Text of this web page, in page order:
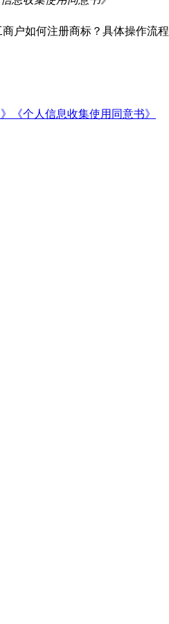
商户如何注册商标？具体操作流程
《个人信息收集使用同意书》